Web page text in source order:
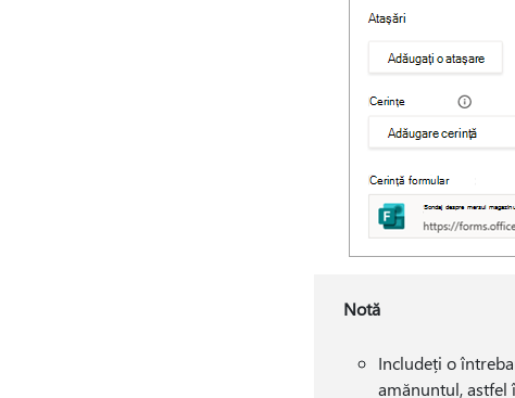
Notă
Includeți o
amănuntul, astfel